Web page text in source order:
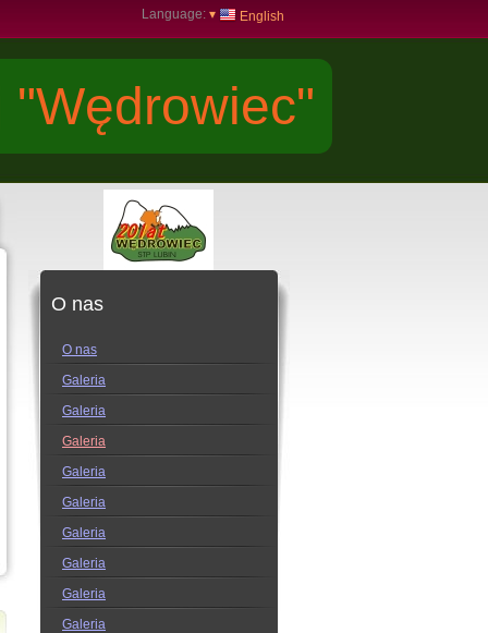
"Wędrowiec"
Language: ▾ English
O nas
O nas
Galeria
Galeria
Galeria
Galeria
Galeria
Galeria
Galeria
Galeria
Galeria